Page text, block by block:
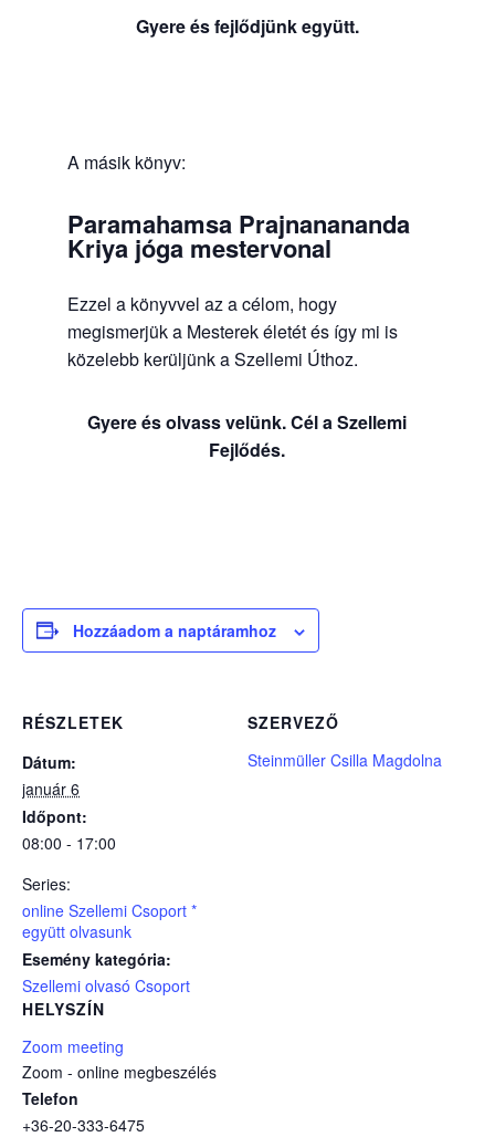
Gyere és fejlődjünk együtt.
A másik könyv:
Paramahamsa Prajnanananda
Kriya jóga mestervonal
Ezzel a könyvvel az a célom, hogy
megismerjük a Mesterek életét és így mi is
közelebb kerüljünk a Szellemi Úthoz.
Gyere és olvass velünk. Cél a Szellemi
Fejlődés.
Hozzáadom a naptáramhoz
RÉSZLETEK
Dátum:
január 6
Időpont:
08:00 - 17:00
Series:
online Szellemi Csoport *
együtt olvasunk
Esemény kategória:
Szellemi olvasó Csoport
HELYSZÍN
Zoom meeting
Zoom - online megbeszélés
Telefon
+36-20-333-6475
SZERVEZŐ
Steinmüller Csilla Magdolna